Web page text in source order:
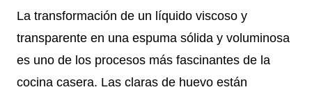
La transformación de un líquido viscoso y
transparente en una espuma sólida y voluminosa
es uno de los procesos más fascinantes de la
cocina casera. Las claras de huevo están